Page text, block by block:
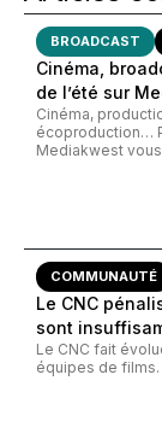
BROADCAST
Cinéma,
de l’été sur
Cinéma,
écoproduction…
Mediakwest
COMMUNAUTÉ
Le CNC
sont
Le CNC fait
équipes de films.